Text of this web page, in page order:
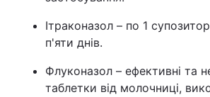
Ітраконазол – по 1
п'яти днів.
Флуконазол – ефективні та
таблетки від молочниці,